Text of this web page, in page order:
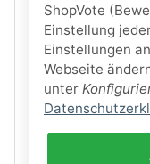
ShopVote
Einstellung
Einstellungen
Webseite
unter